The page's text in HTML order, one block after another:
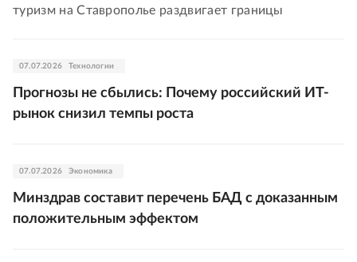
туризм на Ставрополье раздвигает границы
07.07.2026 Технологии
Прогнозы не сбылись: Почему российский ИТ-
рынок снизил темпы роста
07.07.2026 Экономика
Минздрав составит перечень БАД с доказанным
положительным эффектом